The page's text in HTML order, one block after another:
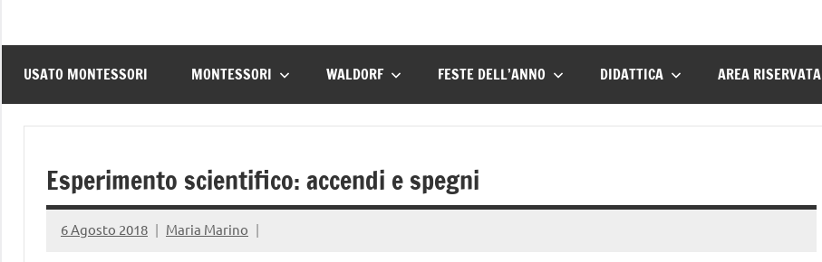
USATO MONTESSORI MONTESSORI WALDORF FESTE DELL’ANNO DIDATTICA AREA RISERVATA
Esperimento scientifico: accendi e spegni
6 Agosto 2018 Maria Marino